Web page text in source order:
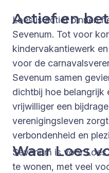
Actief en
Loes is actief binnen
Sevenum. Tot voor
kindervakantiewerk
voor de
Sevenum samen
dichtbij hoe belangrijk
vrijwilliger een
verenigingsleven
verbondenheid en
Waar Loes
Sevenum is voor
te wonen, met veel